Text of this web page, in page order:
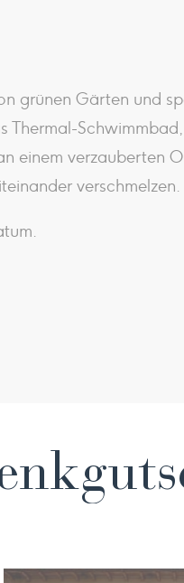
grünen Gärten und
Thermal-
einem verzauberten
verschmelzen.